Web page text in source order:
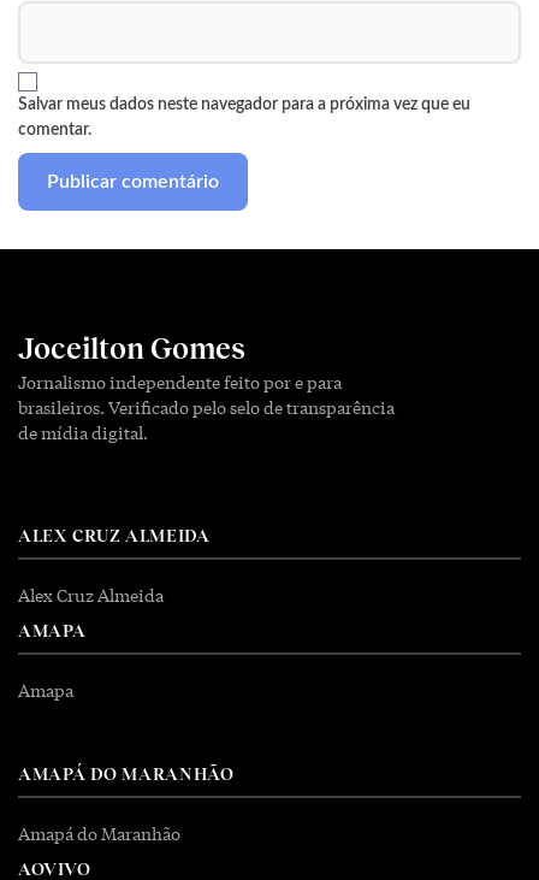
Salvar meus dados neste navegador para a próxima vez que eu
comentar.
Joceilton Gomes
Jornalismo independente feito por e para
brasileiros. Verificado pelo selo de transparência
de mídia digital.
ALEX CRUZ ALMEIDA
Alex Cruz Almeida
AMAPA
Amapa
AMAPÁ DO MARANHÃO
Amapá do Maranhão
AOVIVO